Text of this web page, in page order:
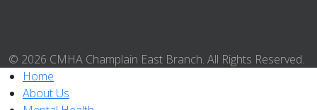
© 2026 CMHA Champlain East Branch. All Rights Reserved.
Home
About Us